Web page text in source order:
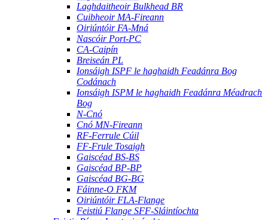
Laghdaitheoir Bulkhead BR
Cuibheoir MA-Fireann
Oiriúntóir FA-Mná
Nascóir Port-PC
CA-Caipín
Breiseán PL
Ionsáigh ISPF le haghaidh Feadánra Bog
Codánach
Ionsáigh ISPM le haghaidh Feadánra Méadrach
Bog
N-Cnó
Cnó MN-Fireann
RF-Ferrule Cúil
FF-Frule Tosaigh
Gaiscéad BS-BS
Gaiscéad BP-BP
Gaiscéad BG-BG
Fáinne-O FKM
Oiriúntóir FLA-Flange
Feistiú Flange SFF-Sláintíochta